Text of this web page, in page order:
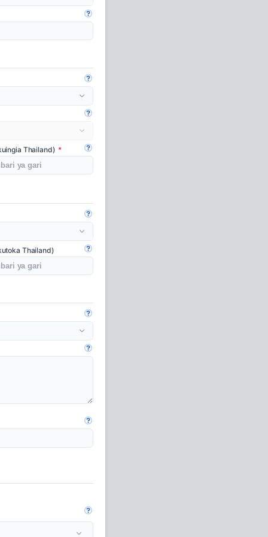
Fungua mwongozo
Fungua mwongozo
Fungua mwongozo
Thailand) Fungua mwongozo
Fungua mwongozo
Thailand) Fungua mwongozo
Fungua mwongozo
Fungua mwongozo
Fungua mwongozo
Fungua mwongozo